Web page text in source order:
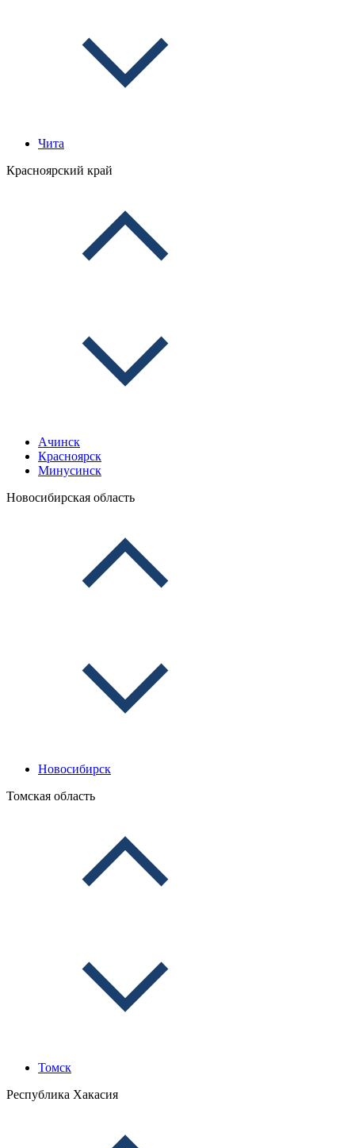
Чита
Красноярский край
Ачинск
Красноярск
Минусинск
Новосибирская область
Новосибирск
Томская область
Томск
Республика Хакасия